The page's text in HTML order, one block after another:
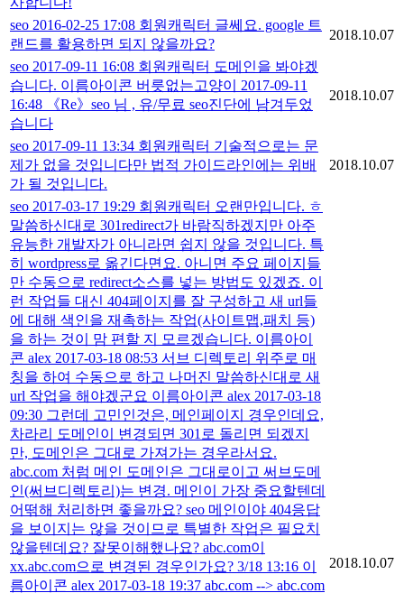
seo 2016-02-25 17:08 회원캐릭터 글쎄요. google 트
랜드를 활용하면 되지 않을까요?
2018.10.07
seo 2017-09-11 16:08 회원캐릭터 도메인을 봐야겠
습니다. 이름아이콘 버릇없는고양이 2017-09-11
16:48 《Re》seo 님 , 유/무료 seo진단에 남겨두었
습니다
2018.10.07
seo 2017-09-11 13:34 회원캐릭터 기술적으로는 문
제가 없을 것입니다만 법적 가이드라인에는 위배
가 될 것입니다.
2018.10.07
seo 2017-03-17 19:29 회원캐릭터 오랜만입니다. ㅎ
말씀하신대로 301redirect가 바람직하겠지만 아주
유능한 개발자가 아니라면 쉽지 않을 것입니다. 특
히 wordpress로 옮긴다면요. 아니면 주요 페이지들
만 수동으로 redirect소스를 넣는 방법도 있겠죠. 이
런 작업들 대신 404페이지를 잘 구성하고 새 url들
에 대해 색인을 재촉하는 작업(사이트맵,패치 등)
을 하는 것이 맘 편할 지 모르겠습니다. 이름아이
콘 alex 2017-03-18 08:53 서브 디렉토리 위주로 매
칭을 하여 수동으로 하고 나머진 말씀하신대로 새
url 작업을 해야겠군요 이름아이콘 alex 2017-03-18
09:30 그런데 고민인것은, 메인페이지 경우인데요,
차라리 도메인이 변경되면 301로 돌리면 되겠지
만, 도메인은 그대로 가져가는 경우라서요.
abc.com 처럼 메인 도메인은 그대로이고 써브도메
인(써브디렉토리)는 변경. 메인이 가장 중요할텐데
어떢해 처리하면 좋을까요? seo 메인이야 404응답
을 보이지는 않을 것이므로 특별한 작업은 필요치
않을텐데요? 잘못이해했나요? abc.com이
xx.abc.com으로 변경된 경우인가요? 3/18 13:16 이
름아이콘 alex 2017-03-18 19:37 abc.com --> abc.com
2018.10.07